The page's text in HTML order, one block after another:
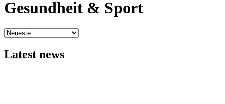
Gesundheit & Sport
Latest news